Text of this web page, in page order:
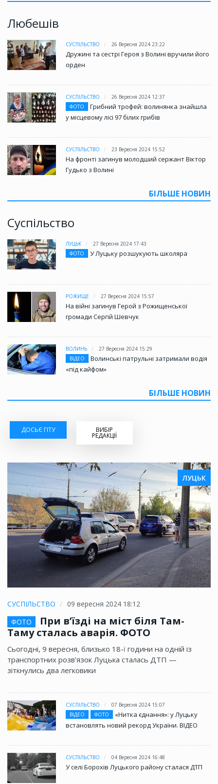
Любешів
СУСПІЛЬСТВО 26 Вересня 2024 23:22
Дружині та сестрі Героя з Волині вручили його
орден
СУСПІЛЬСТВО
26 Вересня 2024 12:37
ФОТО
Грибний трофей: волинянка знайшла
у місцевому лісі 97 білих грибів
СУСПІЛЬСТВО 23 Вересня 2024 15:52
На фронті загинув молодший сержант Віктор
Гудько з Волині
БІЛЬШЕ НОВИН
Суспільство
ЛУЦЬК
27 Вересня 2024 17:43
ФОТО
У Луцьку розшукують школяра
РОЖИЩЕ 27 Вересня 2024 15:57
На війні загинув Герой з Рожищенської
громади Сергій Шевчук
ВОЛИНЬ
27 Вересня 2024 15:29
ВІДЕО
Волинські патрульні затримали водія
«під кайфом»
БІЛЬШЕ НОВИН
ДОСЬЄ ГІТУ ВИБІР
РЕДАКЦІЇ
ЛУЦЬК
СУСПІЛЬСТВО
09 вересня 2024 18:12
ФОТО
При в’їзді на міст біля Там-
Таму сталась аварія. ФОТО
Сьогодні, 9 вересня, близько 18-ї години на одній із
транспортних розв’язок Луцька сталась ДТП —
зіткнулись два легковики
СУСПІЛЬСТВО
07 Вересня 2024 15:07
ВІДЕО
ФОТО
«Нитка єднання»: у Луцьку
встановлять новий рекорд України. ВІДЕО
СУСПІЛЬСТВО 04 Вересня 2024 16:48
У селі Борохів Луцького району сталася ДТП